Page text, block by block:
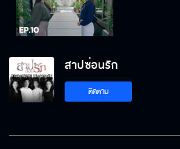
สาปซ่อนรัก
ติดตาม